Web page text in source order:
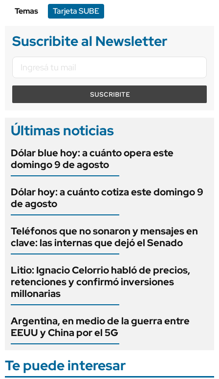
Temas Tarjeta SUBE
Suscribite al Newsletter
SUSCRIBITE
Últimas noticias
Dólar blue hoy: a cuánto opera este
domingo 9 de agosto
Dólar hoy: a cuánto cotiza este domingo 9
de agosto
Teléfonos que no sonaron y mensajes en
clave: las internas que dejó el Senado
Litio: Ignacio Celorrio habló de precios,
retenciones y confirmó inversiones
millonarias
Argentina, en medio de la guerra entre
EEUU y China por el 5G
Te puede interesar